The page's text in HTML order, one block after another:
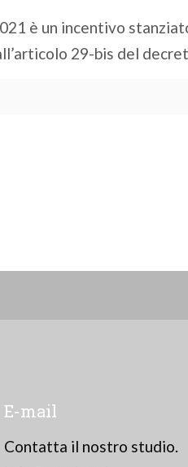
è un incentivo
29-bis del
E-mail
Contatta il nostro studio.